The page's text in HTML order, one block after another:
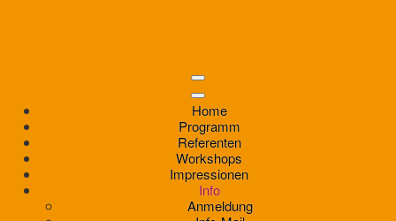
Home
Programm
Referenten
Workshops
Impressionen
Info
Anmeldung